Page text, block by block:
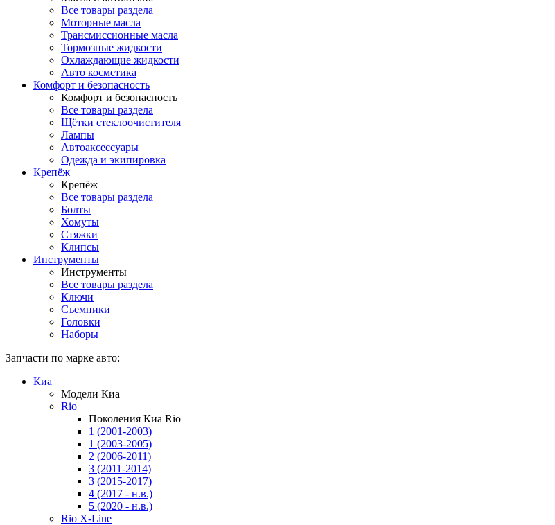
Все товары раздела
Моторные масла
Трансмиссионные масла
Тормозные жидкости
Охлаждающие жидкости
Авто косметика
Комфорт и безопасность
Комфорт и безопасность
Все товары раздела
Щётки стеклоочистителя
Лампы
Автоаксессуары
Одежда и экипировка
Крепёж
Крепёж
Все товары раздела
Болты
Хомуты
Стяжки
Клипсы
Инструменты
Инструменты
Все товары раздела
Ключи
Съемники
Головки
Наборы
Запчасти по марке авто:
Киа
Модели Киа
Rio
Поколения Киа Rio
1 (2001-2003)
1 (2003-2005)
2 (2006-2011)
3 (2011-2014)
3 (2015-2017)
4 (2017 - н.в.)
5 (2020 - н.в.)
Rio X-Line